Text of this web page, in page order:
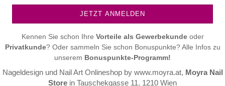
Kennen Sie schon Ihre Vorteile als Gewerbekundeoder
Privatkunde? Oder sammeln Sie schon Bonuspunkte? Alle Infos zu
unserem Bonuspunkte-Programm!
Nageldesign und Nail Art Onlineshop by www.moyra.at, Moyra Nail
Store in Tauschekgasse 11, 1210 Wien